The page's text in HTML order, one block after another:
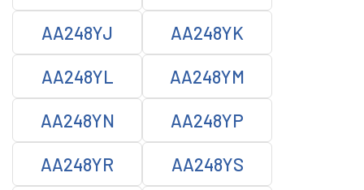
AA248YJ AA248YK
AA248YL AA248YM
AA248YN AA248YP
AA248YR AA248YS